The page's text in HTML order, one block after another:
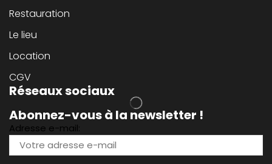
Restauration
Le lieu
Location
CGV
Réseaux sociaux
Abonnez-vous à la newsletter !
Adresse e-mail: